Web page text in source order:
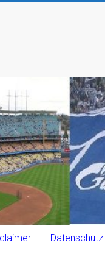
Datenschutz